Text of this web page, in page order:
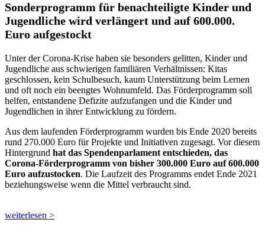
Sonderprogramm für benachteiligte Kinder und
Jugendliche wird verlängert und auf 600.000.
Euro aufgestockt
Unter der Corona-Krise haben sie besonders gelitten, Kinder und
Jugendliche aus schwierigen familiären Verhältnissen: Kitas
geschlossen, kein Schulbesuch, kaum Unterstützung beim Lernen
und oft noch ein beengtes Wohnumfeld. Das Förderprogramm soll
helfen, entstandene Defizite aufzufangen und die Kinder und
Jugendlichen in ihrer Entwicklung zu fördern.
Aus dem laufenden Förderprogramm wurden bis Ende 2020 bereits
rund 270.000 Euro für Projekte und Initiativen zugesagt. Vor diesem
Hintergrund hat das Spendenparlament entschieden, das
Corona-Förderprogramm von bisher 300.000 Euro auf 600.000
Euro aufzustocken. Die Laufzeit des Programms endet Ende 2021
beziehungsweise wenn die Mittel verbraucht sind.
weiterlesen >